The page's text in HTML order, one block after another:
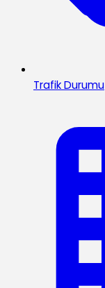
Trafik Durumu